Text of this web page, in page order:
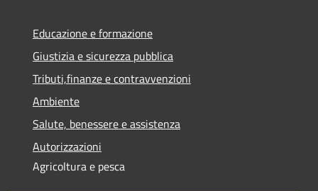
Educazione e formazione
Giustizia e sicurezza pubblica
Tributi,finanze e contravvenzioni
Ambiente
Salute, benessere e assistenza
Autorizzazioni
Agricoltura e pesca